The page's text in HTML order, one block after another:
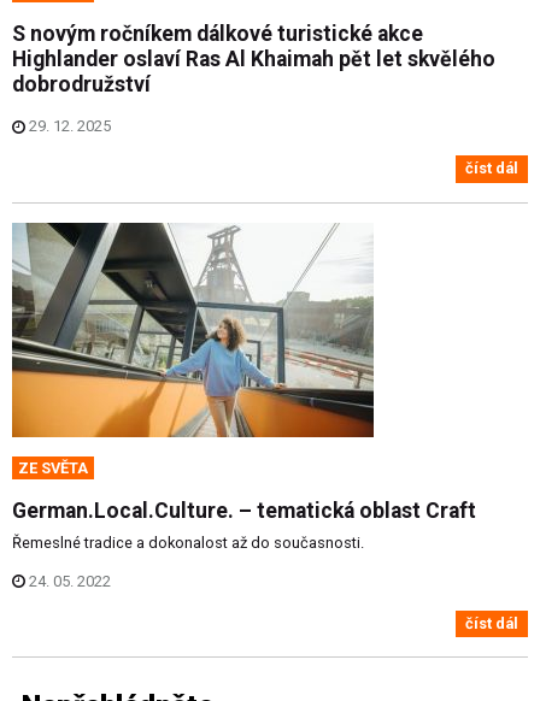
S novým ročníkem dálkové turistické akce
Highlander oslaví Ras Al Khaimah pět let skvělého
dobrodružství
29. 12. 2025
číst dál
ZE SVĚTA
German.Local.Culture. – tematická oblast Craft
Řemeslné tradice a dokonalost až do současnosti.
24. 05. 2022
číst dál